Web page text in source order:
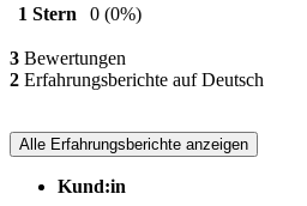
1 Stern
0 (0%)
3 Bewertungen
2 Erfahrungsberichte auf Deutsch
Alle Erfahrungsberichte anzeigen
Kund:in